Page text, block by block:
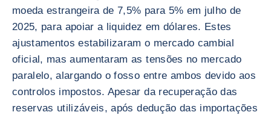
moeda estrangeira de 7,5% para 5% em julho de
2025, para apoiar a liquidez em dólares. Estes
ajustamentos estabilizaram o mercado cambial
oficial, mas aumentaram as tensões no mercado
paralelo, alargando o fosso entre ambos devido aos
controlos impostos. Apesar da recuperação das
reservas utilizáveis, após dedução das importações